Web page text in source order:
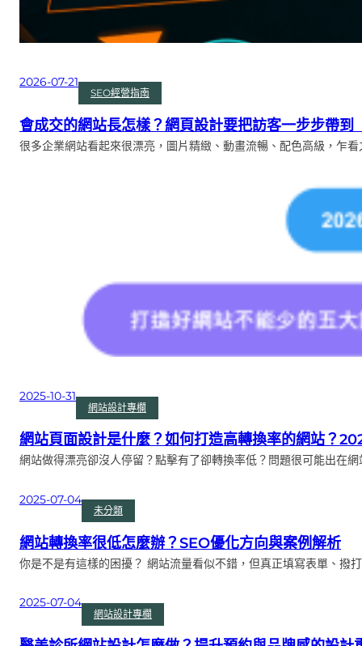
2026-07-21
SEO經營指南
會成交的網站長怎樣？網頁設計要把訪客一步步帶到
很多企業網站看起來很漂亮，圖片精緻、動畫流暢、配色高級，乍
2025-10-31
網站設計專欄
網站頁面設計是什麼？如何打造高轉換率的網站？
網站做得漂亮卻沒人停留？點擊有了卻轉換率低？問題很可能出在
2025-07-04
未分類
網站轉換率很低怎麼辦？SEO優化方向與案例解析
你是不是有這樣的困擾？ 網站流量看似不錯，但真正填寫表單、撥
2025-07-04
網站設計專欄